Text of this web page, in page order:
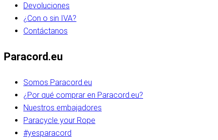
Devoluciones
¿Con o sin IVA?
Contáctanos
Paracord.eu
Somos Paracord.eu
¿Por qué comprar en Paracord.eu?
Nuestros embajadores
Paracycle your Rope
#yesparacord